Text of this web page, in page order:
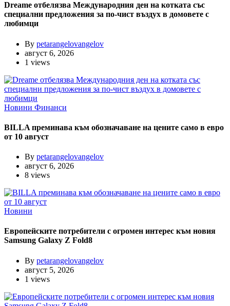
Dreame отбелязва Международния ден на котката със
специални предложения за по-чист въздух в домовете с
любимци
By petarangelovangelov
август 6, 2026
1 views
Новини Финанси
BILLA преминава към обозначаване на цените само в евро
от 10 август
By petarangelovangelov
август 6, 2026
8 views
Новини
Европейските потребители с огромен интерес към новия
Samsung Galaxy Z Fold8
By petarangelovangelov
август 5, 2026
1 views